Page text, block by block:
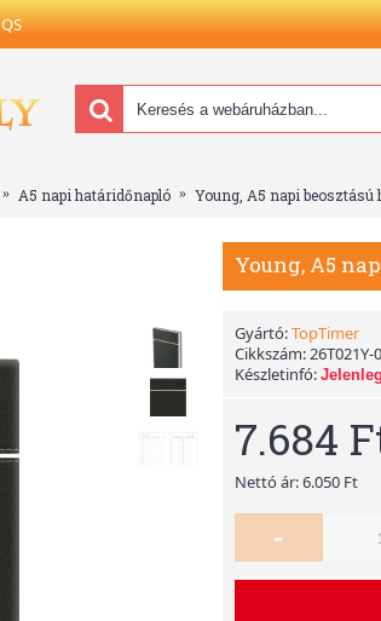
QS
A5 napi határidőnapló Young, A5 napi beosztású
Young, A5
Gyártó:TopTimer
Cikkszám:26T021Y-
Készletinfó:
7.684
Nettó ár: 6.050 Ft
-